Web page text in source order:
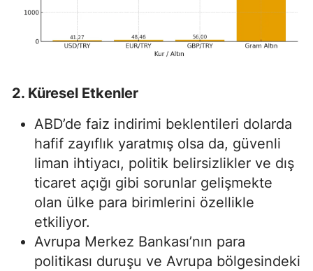
2. Küresel Etkenler
ABD’de faiz indirimi beklentileri dolarda
hafif zayıflık yaratmış olsa da, güvenli
liman ihtiyacı, politik belirsizlikler ve dış
ticaret açığı gibi sorunlar gelişmekte
olan ülke para birimlerini özellikle
etkiliyor.
Avrupa Merkez Bankası’nın para
politikası duruşu ve Avrupa bölgesindeki